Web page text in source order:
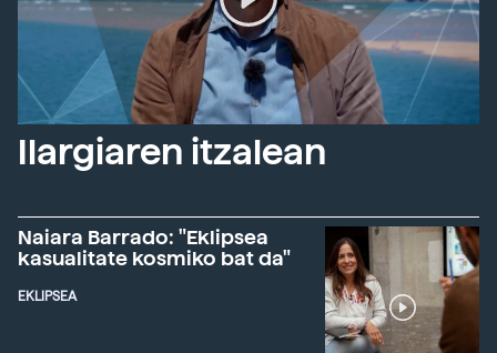
Ilargiaren itzalean
Naiara Barrado: "Eklipsea
kasualitate kosmiko bat da"
EKLIPSEA